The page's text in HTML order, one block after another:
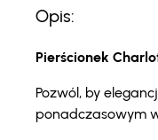
Opis:
Pierścionek
Pozwól, by
ponadczasowym